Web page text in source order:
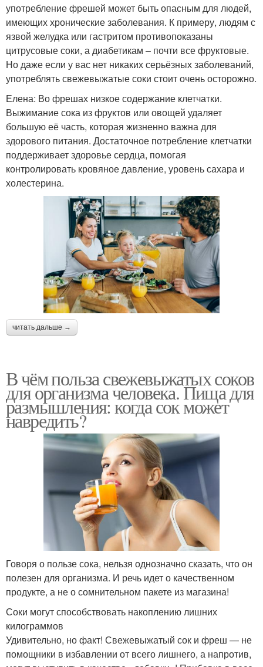
употребление фрешей может быть опасным для людей,
имеющих хронические заболевания. К примеру, людям с
язвой желудка или гастритом противопоказаны
цитрусовые соки, а диабетикам – почти все фруктовые.
Но даже если у вас нет никаких серьёзных заболеваний,
употреблять свежевыжатые соки стоит очень осторожно.
Елена: Во фрешах низкое содержание клетчатки.
Выжимание сока из фруктов или овощей удаляет
большую её часть, которая жизненно важна для
здорового питания. Достаточное потребление клетчатки
поддерживает здоровье сердца, помогая
контролировать кровяное давление, уровень сахара и
холестерина.
читать дальше →
В чём польза свежевыжатых соков
для организма человека. Пища для
размышления: когда сок может
навредить?
Говоря о пользе сока, нельзя однозначно сказать, что он
полезен для организма. И речь идет о качественном
продукте, а не о сомнительном пакете из магазина!
Соки могут способствовать накоплению лишних
килограммов
Удивительно, но факт! Свежевыжатый сок и фреш — не
помощники в избавлении от всего лишнего, а напротив,